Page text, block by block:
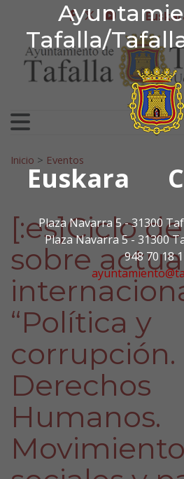
Tafalla/
Euskara
Plaza Navarra 5 - 31300
Plaza Navarra 5 - 31300
948 70 18
Ir al contenidofacebook
twitter
youtube
Bilatu:
Inicio > Eventos
[:es]Ciclo
sobre
“Política y
corrupción.
Derechos
Humanos.